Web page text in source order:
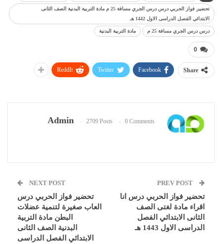
تحضير فواز الحربي درس درس الجري مسافة 25 م مادة التربية البدنية الصف الثانى
الابتدائي الفصل الدراسى الاول 1442 هـ
درس درس الجري مسافة 25 م مادة التربية البدنية
0
Share
Facebook
Twitter
ReddIt
Admin 2709 Posts 0 Comments
تحضير فواز الحربي درس انا
اقراء مادة لغتى الصف
الثانى الابتدائي الفصل
الدراسى الاول 1443 هـ
NEXT POST
تحضير فواز الحربي درس
العاب صغيرة لتنمية عضلات
البطن مادة التربية
البدنية الصف الثانى
الابتدائي الفصل الدراسى